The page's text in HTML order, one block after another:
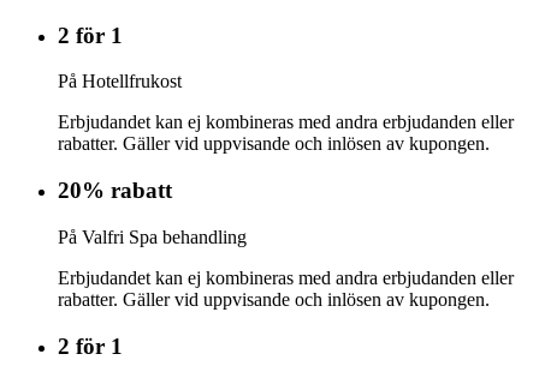
2 för 1
På Hotellfrukost
Erbjudandet kan ej kombineras med andra erbjudanden eller
rabatter. Gäller vid uppvisande och inlösen av kupongen.
20% rabatt
På Valfri Spa behandling
Erbjudandet kan ej kombineras med andra erbjudanden eller
rabatter. Gäller vid uppvisande och inlösen av kupongen.
2 för 1